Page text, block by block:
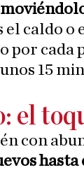
el caldo
por cada
15
el
con